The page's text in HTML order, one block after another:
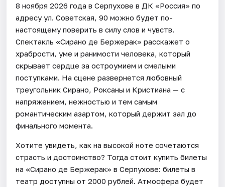
8 ноября 2026 года в Серпухове в ДК «Россия» по
адресу ул. Советская, 90 можно будет по-
настоящему поверить в силу слов и чувств.
Спектакль «Сирано де Бержерак» расскажет о
храбрости, уме и ранимости человека, который
скрывает сердце за остроумием и смелыми
поступками. На сцене развернется любовный
треугольник Сирано, Роксаны и Кристиана — с
напряжением, нежностью и тем самым
романтическим азартом, который держит зал до
финального момента.
Хотите увидеть, как на высокой ноте сочетаются
страсть и достоинство? Тогда стоит купить билеты
на «Сирано де Бержерак» в Серпухове: билеты в
театр доступны от 2000 рублей. Атмосфера будет